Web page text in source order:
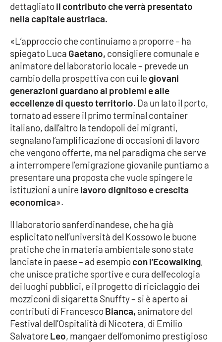
Politica
Sanità
Società
RUBRICHE
Good Morning Vietnam
Parchi Marini Calabria
Leggendo Alvaro insieme
Imprese Di Calabria
Le perfidie di Antonella Grippo
Venti di comunicazione
STREAMING
LaC TV
dettagliatoil contributo che verrà presentato
nella capitale austriaca.
«L’approccio che continuiamo a proporre – ha
spiegato Luca Gaetano, consigliere comunale e
animatore del laboratorio locale – prevede un
cambio della prospettiva con cui le giovani
generazioni guardano ai problemi e alle
eccellenze di questo territorio. Da un lato il porto,
tornato ad essere il primo terminal container
italiano, dall’altro la tendopoli dei migranti,
segnalano l’amplificazione di occasioni di lavoro
che vengono offerte, ma nel paradigma che serve
a interrompere l’emigrazione giovanile puntiamo a
presentare una proposta che vuole spingere le
istituzioni a unire lavoro dignitoso e crescita
economica».
Il laboratorio sanferdinandese, che ha già
esplicitato nell’università del Kossowo le buone
pratiche che in materia ambientale sono state
lanciate in paese – ad esempiocon l’Ecowalking,
che unisce pratiche sportive e cura dell’ecologia
dei luoghi pubblici, e il progetto di riciclaggio dei
mozziconi di sigaretta Snuffty – si è aperto ai
contributi di FrancescoBianca, animatore del
Festival dell’Ospitalità di Nicotera, di Emilio
Salvatore Leo, mangaer dell’omonimo prestigioso